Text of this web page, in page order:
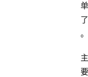
单
了
。
主
要